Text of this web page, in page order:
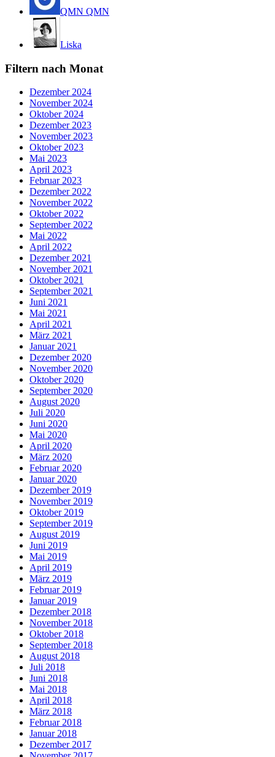
QMN QMN
Liska
Filtern nach Monat
Dezember 2024
November 2024
Oktober 2024
Dezember 2023
November 2023
Oktober 2023
Mai 2023
April 2023
Februar 2023
Dezember 2022
November 2022
Oktober 2022
September 2022
Mai 2022
April 2022
Dezember 2021
November 2021
Oktober 2021
September 2021
Juni 2021
Mai 2021
April 2021
März 2021
Januar 2021
Dezember 2020
November 2020
Oktober 2020
September 2020
August 2020
Juli 2020
Juni 2020
Mai 2020
April 2020
März 2020
Februar 2020
Januar 2020
Dezember 2019
November 2019
Oktober 2019
September 2019
August 2019
Juni 2019
Mai 2019
April 2019
März 2019
Februar 2019
Januar 2019
Dezember 2018
November 2018
Oktober 2018
September 2018
August 2018
Juli 2018
Juni 2018
Mai 2018
April 2018
März 2018
Februar 2018
Januar 2018
Dezember 2017